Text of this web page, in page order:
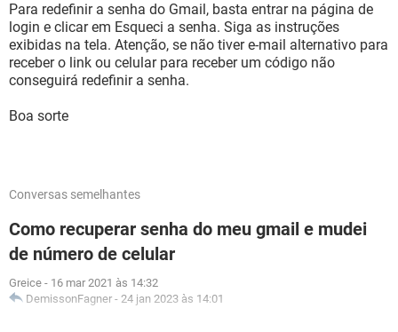
Para redefinir a senha do Gmail, basta entrar na página de
login e clicar em Esqueci a senha. Siga as instruções
exibidas na tela. Atenção, se não tiver e-mail alternativo para
receber o link ou celular para receber um código não
conseguirá redefinir a senha.
Boa sorte
Conversas semelhantes
Como recuperar senha do meu gmail e mudei
de número de celular
Greice - 16 mar 2021 às 14:32
DemissonFagner - 24 jan 2023 às 14:01